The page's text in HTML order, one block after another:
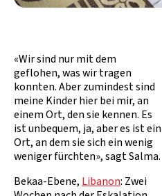
«Wir sind nur mit dem
geflohen, was wir tragen
konnten. Aber zumindest sind
meine Kinder hier bei mir, an
einem Ort, den sie kennen. Es
ist unbequem, ja, aber es ist ein
Ort, an dem sie sich ein wenig
weniger fürchten», sagt Salma.
Bekaa-Ebene, Libanon: Zwei